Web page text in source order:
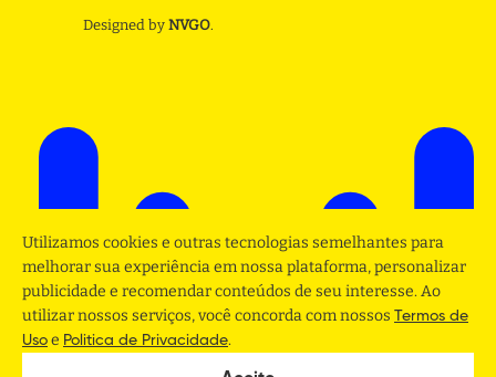
Designed by NVGO.
Utilizamos cookies e outras tecnologias semelhantes para
melhorar sua experiência em nossa plataforma, personalizar
publicidade e recomendar conteúdos de seu interesse. Ao
utilizar nossos serviços, você concorda com nossos Termos de
Uso e Politica de Privacidade.